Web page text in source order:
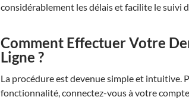
considérablement les délais et facilite le suivi
Comment Effectuer Votre
Ligne ?
La procédure est devenue simple et intuitive.
fonctionnalité, connectez-vous à votre